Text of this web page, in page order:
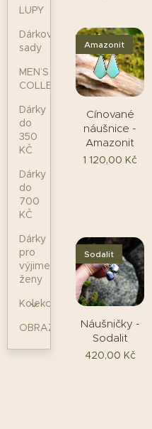
LUPY
Dárkové
sady
MEN’S
COLLECTION
Dárky
do
350
KČ
Dárky
do
700
KČ
Dárky
pro
výjimečné
ženy
Kolekce
OBRAZY
Cínované
náušnice -
Amazonit
Amazonit
1 120,00 Kč
Náušničky -
Sodalit
Sodalit
420,00 Kč